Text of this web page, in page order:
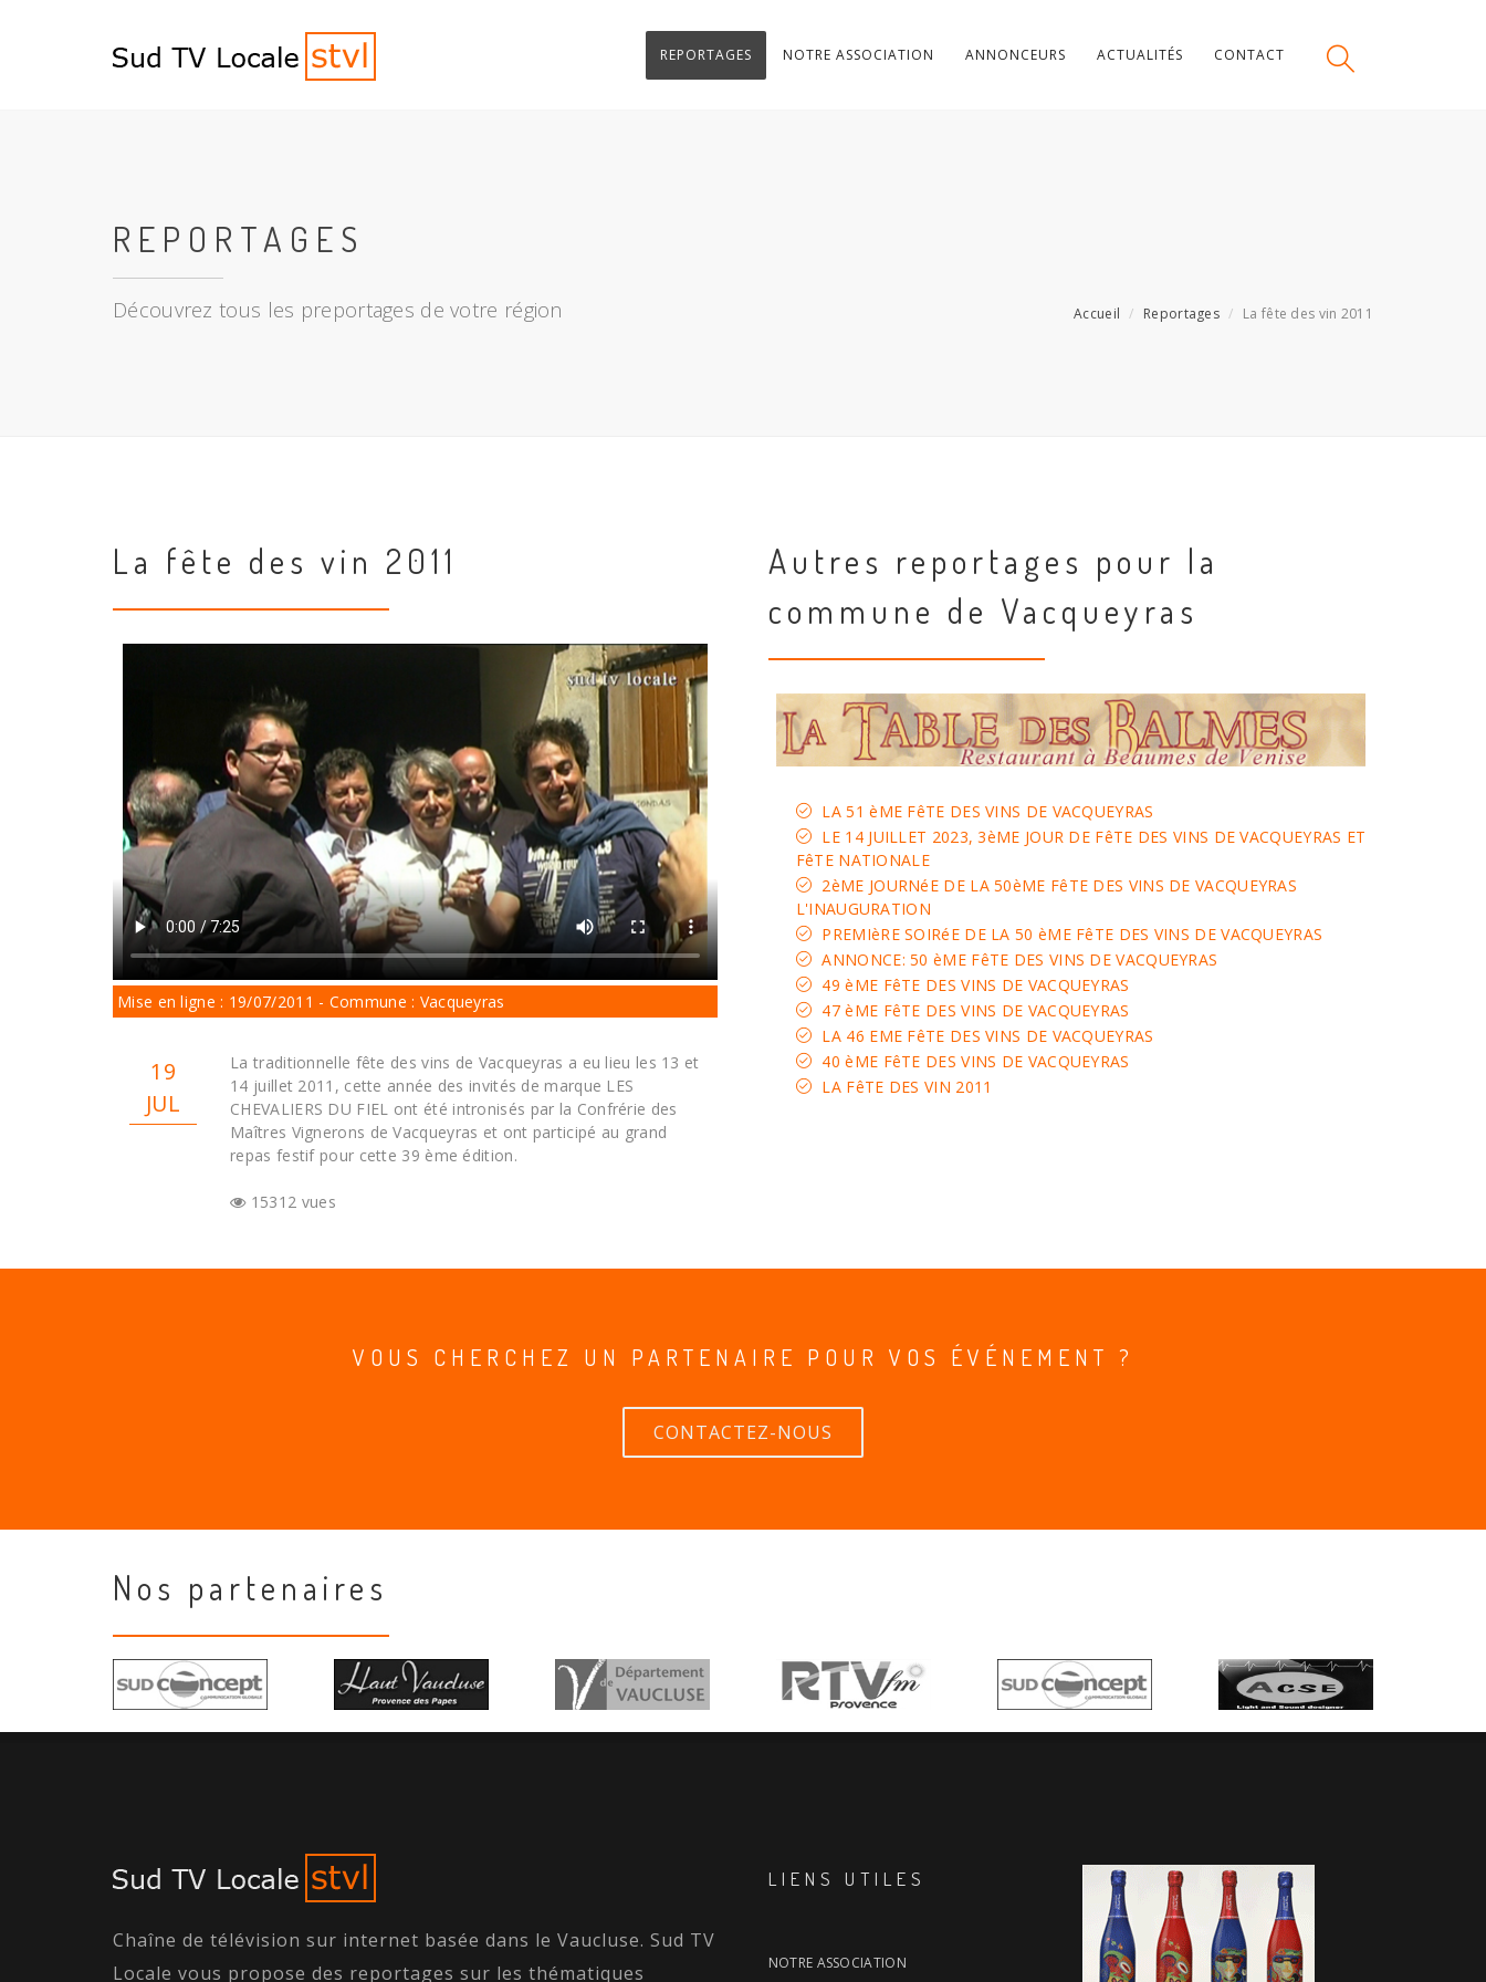
REPORTAGES NOTRE ASSOCIATION ANNONCEURS ACTUALITÉS CONTACT
REPORTAGES
Découvrez tous les preportages de votre région Accueil Reportages La fête des vin 2011
La fête des vin 2011
Mise en ligne : 19/07/2011 - Commune : Vacqueyras
19
JUL
La traditionnelle fête des vins de Vacqueyras a eu lieu les 13 et
14 juillet 2011, cette année des invités de marque LES
CHEVALIERS DU FIEL ont été intronisés par la Confrérie des
Maîtres Vignerons de Vacqueyras et ont participé au grand
repas festif pour cette 39 ème édition.
15312 vues
Autres reportages pour la
commune de Vacqueyras
LA 51 èME FêTE DES VINS DE VACQUEYRAS
LE 14 JUILLET 2023, 3èME JOUR DE FêTE DES VINS DE VACQUEYRAS ET
FêTE NATIONALE
2èME JOURNéE DE LA 50èME FêTE DES VINS DE VACQUEYRAS
L'INAUGURATION
PREMIèRE SOIRéE DE LA 50 èME FêTE DES VINS DE VACQUEYRAS
ANNONCE: 50 èME FêTE DES VINS DE VACQUEYRAS
49 èME FêTE DES VINS DE VACQUEYRAS
47 èME FêTE DES VINS DE VACQUEYRAS
LA 46 EME FêTE DES VINS DE VACQUEYRAS
40 èME FêTE DES VINS DE VACQUEYRAS
LA FêTE DES VIN 2011
VOUS CHERCHEZ UN PARTENAIRE POUR VOS ÉVÉNEMENT ?
CONTACTEZ-NOUS
Nos partenaires
Chaîne de télévision sur internet basée dans le Vaucluse. Sud TV
Locale vous propose des reportages sur les thématiques
LIENS UTILES
NOTRE ASSOCIATION